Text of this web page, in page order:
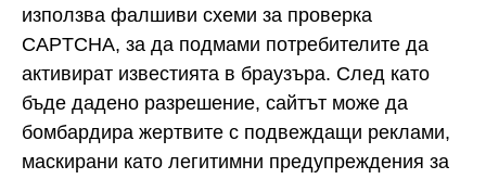
използва фалшиви схеми за проверка
CAPTCHA, за да подмами потребителите да
активират известията в браузъра. След като
бъде дадено разрешение, сайтът може да
бомбардира жертвите с подвеждащи реклами,
маскирани като легитимни предупреждения за